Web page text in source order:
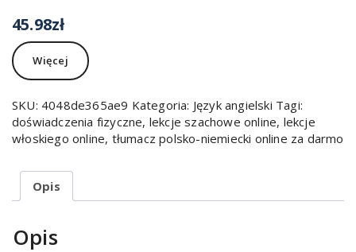
45.98zł
Więcej
SKU: 4048de365ae9 Kategoria: Język angielski Tagi:
doświadczenia fizyczne, lekcje szachowe online, lekcje
włoskiego online, tłumacz polsko-niemiecki online za darmo
Opis
Opis